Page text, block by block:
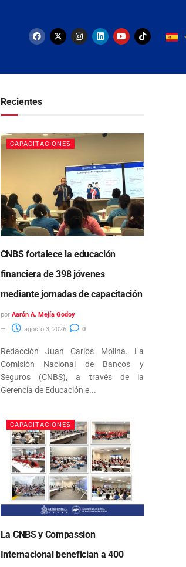
Recientes
CAPACITACIONES
CNBS fortalece la educación
financiera de 398 jóvenes
mediante jornadas de capacitación
por Aarón A. Mejía Godoy
agosto 3, 2026
0
Redacción Juan Carlos Molina. La
Comisión Nacional de Bancos y
Seguros (CNBS), a través de la
Gerencia de Educación e...
CAPACITACIONES
La CNBS y Compassion
Internacional benefician a 400